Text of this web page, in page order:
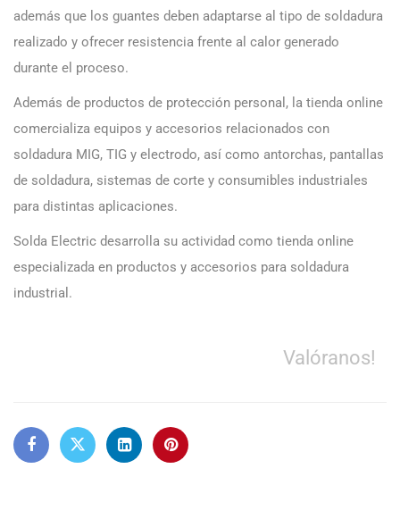
además que los guantes deben adaptarse al tipo de soldadura
realizado y ofrecer resistencia frente al calor generado
durante el proceso.
Además de productos de protección personal, la tienda online
comercializa equipos y accesorios relacionados con
soldadura MIG, TIG y electrodo, así como antorchas, pantallas
de soldadura, sistemas de corte y consumibles industriales
para distintas aplicaciones.
Solda Electric desarrolla su actividad como tienda online
especializada en productos y accesorios para soldadura
industrial.
Valóranos!